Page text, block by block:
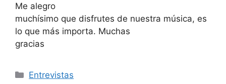
Me alegro
muchísimo que disfrutes de nuestra música, es
lo que más importa. Muchas
gracias
Categories
Entrevistas